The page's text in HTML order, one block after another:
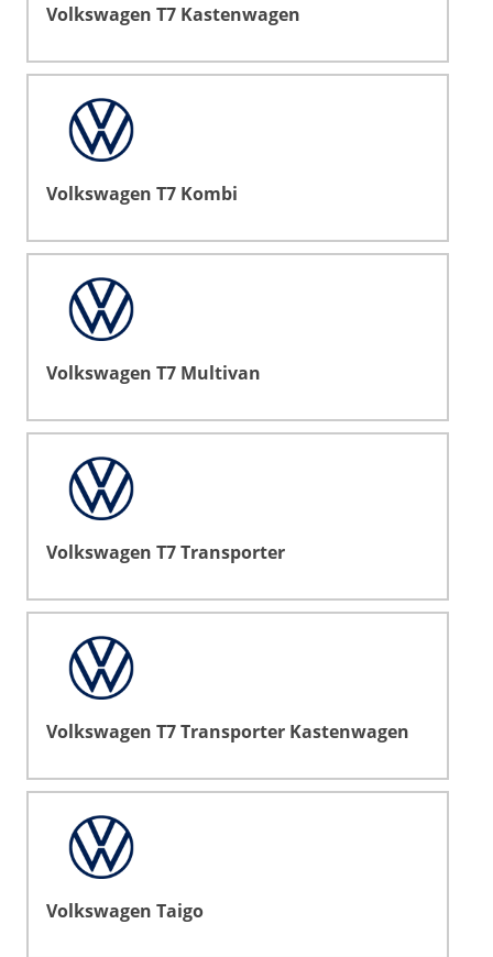
Volkswagen T7 Kastenwagen
Volkswagen T7 Kombi
Volkswagen T7 Multivan
Volkswagen T7 Transporter
Volkswagen T7 Transporter Kastenwagen
Volkswagen Taigo